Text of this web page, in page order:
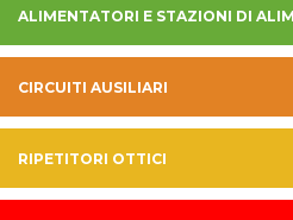
CIRCUITI AUSILIARI
RIPETITORI OTTICI